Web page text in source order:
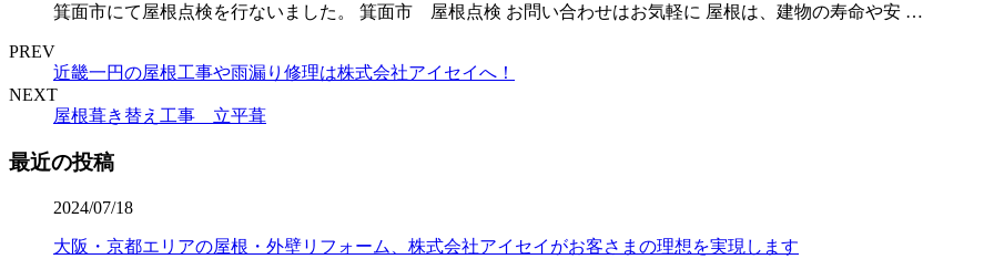
箕面市にて屋根点検を行ないました。 箕面市 屋根点検 お問い合わせはお気軽に 屋根は、建物の寿命や安 …
PREV
近畿一円の屋根工事や雨漏り修理は株式会社アイセイへ！
NEXT
屋根葺き替え工事 立平葺
最近の投稿
2024/07/18
大阪・京都エリアの屋根・外壁リフォーム、株式会社アイセイがお客さまの理想を実現します